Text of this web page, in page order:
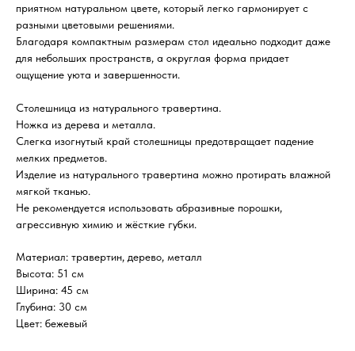
приятном натуральном цвете, который легко гармонирует с
разными цветовыми решениями.
Благодаря компактным размерам стол идеально подходит даже
для небольших пространств, а округлая форма придает
ощущение уюта и завершенности.
Столешница из натурального травертина.
Ножка из дерева и металла.
Слегка изогнутый край столешницы предотвращает падение
мелких предметов.
Изделие из натурального травертина можно протирать влажной
мягкой тканью.
Не рекомендуется использовать абразивные порошки,
агрессивную химию и жёсткие губки.
Материал: травертин, дерево, металл
Высота: 51 см
Ширина: 45 см
Глубина: 30 см
Цвет: бежевый